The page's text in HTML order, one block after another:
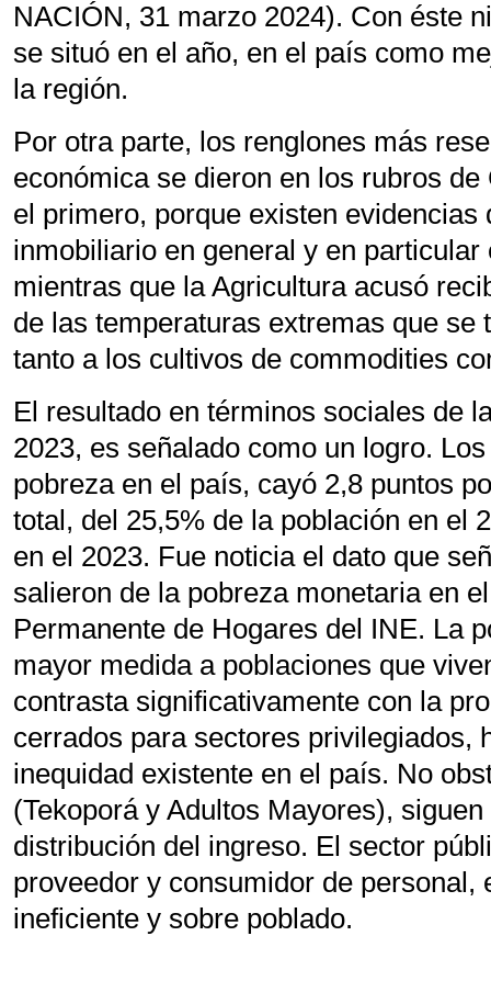
NACIÓN, 31 marzo 2024). Con éste
se situó en el año, en el país como
la región.
Por otra parte, los renglones más
económica se dieron en los rubros
el primero, porque existen
inmobiliario en general y en
mientras que la Agricultura acusó
de las temperaturas extremas que se
tanto a los cultivos de commodities
El resultado en términos sociales de
2023, es señalado como un logro.
pobreza en el país, cayó 2,8 puntos
total, del 25,5% de la población en el
en el 2023. Fue noticia el dato que
salieron de la pobreza monetaria en
Permanente de Hogares del INE. La
mayor medida a poblaciones que
contrasta significativamente con la
cerrados para sectores privilegiados,
inequidad existente en el país. No
(Tekoporá y Adultos Mayores),
distribución del ingreso. El sector
proveedor y consumidor de personal,
ineficiente y sobre poblado.